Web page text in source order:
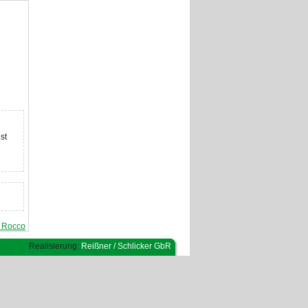
Rocco
Realisierung: Reißner / Schlicker GbR